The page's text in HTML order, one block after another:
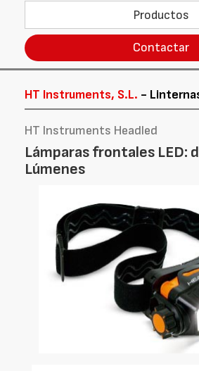
Productos
Contactar
HT Instruments, S.L. -
HT Instruments Headled
Lámparas frontales LED:
Lúmenes